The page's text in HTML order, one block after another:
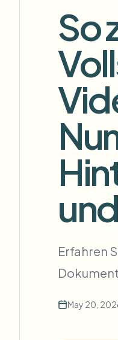
Browse
Sprechen Sie
So
Erfahren
May 20,